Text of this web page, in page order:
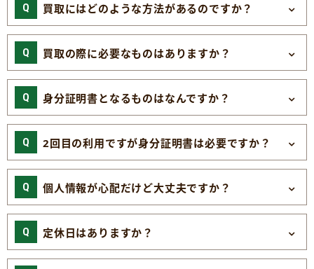
買取にはどのような方法があるのですか？
買取の際に必要なものはありますか？
身分証明書となるものはなんですか？
2回目の利用ですが身分証明書は必要ですか？
個人情報が心配だけど大丈夫ですか？
定休日はありますか？